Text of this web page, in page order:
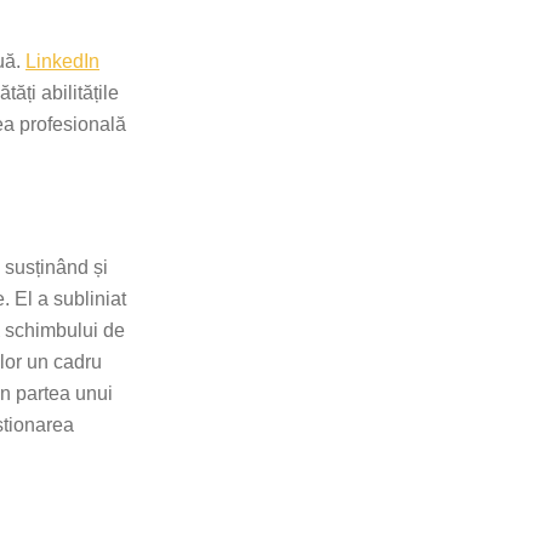
LinkedIn
abilitățile
profesională
și
El a subliniat
schimbului de
un cadru
partea unui